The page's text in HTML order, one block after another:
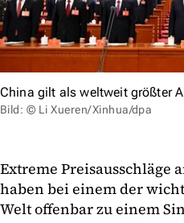
China gilt als weltweit größter
Bild: © Li Xueren/Xinhua/dpa
Extreme Preisausschläge
haben bei einem der
Welt offenbar zu einem